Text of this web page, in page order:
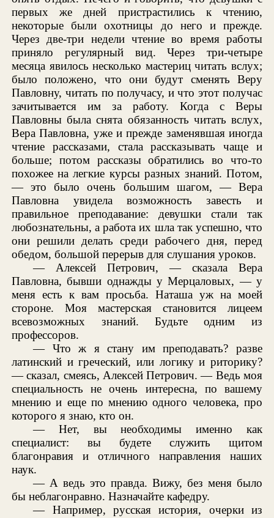
первых же дней пристрастились к чтению,
некоторые были охотницы до него и прежде.
Через две-три недели чтение во время работы
приняло регулярный вид. Через три-четыре
месяца явилось несколько мастериц читать вслух;
было положено, что они будут сменять Веру
Павловну, читать по получасу, и что этот получас
зачитывается им за работу. Когда с Веры
Павловны была снята обязанность читать вслух,
Вера Павловна, уже и прежде заменявшая иногда
чтение рассказами, стала рассказывать чаще и
больше; потом рассказы обратились во что-то
похожее на легкие курсы разных знаний. Потом,
— это было очень большим шагом, — Вера
Павловна увидела возможность завесть и
правильное преподавание: девушки стали так
любознательны, а работа их шла так успешно, что
они решили делать среди рабочего дня, перед
обедом, большой перерыв для слушания уроков.
— Алексей Петрович, — сказала Вера
Павловна, бывши однажды у Мерцаловых, — у
меня есть к вам просьба. Наташа уж на моей
стороне. Моя мастерская становится лицеем
всевозможных знаний. Будьте одним из
профессоров.
— Что ж я стану им преподавать? разве
латинский и греческий, или логику и риторику?
— сказал, смеясь, Алексей Петрович. — Ведь моя
специальность не очень интересна, по вашему
мнению и еще по мнению одного человека, про
которого я знаю, кто он.
— Нет, вы необходимы именно как
специалист: вы будете служить щитом
благонравия и отличного направления наших
наук.
— А ведь это правда. Вижу, без меня было
бы неблагонравно. Назначайте кафедру.
— Например, русская история, очерки из